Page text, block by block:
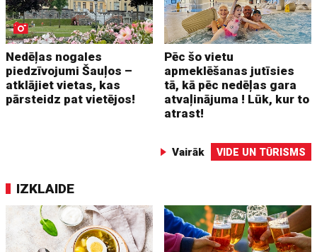
Nedēļas nogales
piedzīvojumi Šauļos –
atklājiet vietas, kas
pārsteidz pat vietējos!
Pēc šo vietu
apmeklēšanas jutīsies
tā, kā pēc nedēļas gara
atvaļinājuma ! Lūk, kur to
atrast!
Vairāk VIDE UN TŪRISMS
IZKLAIDE